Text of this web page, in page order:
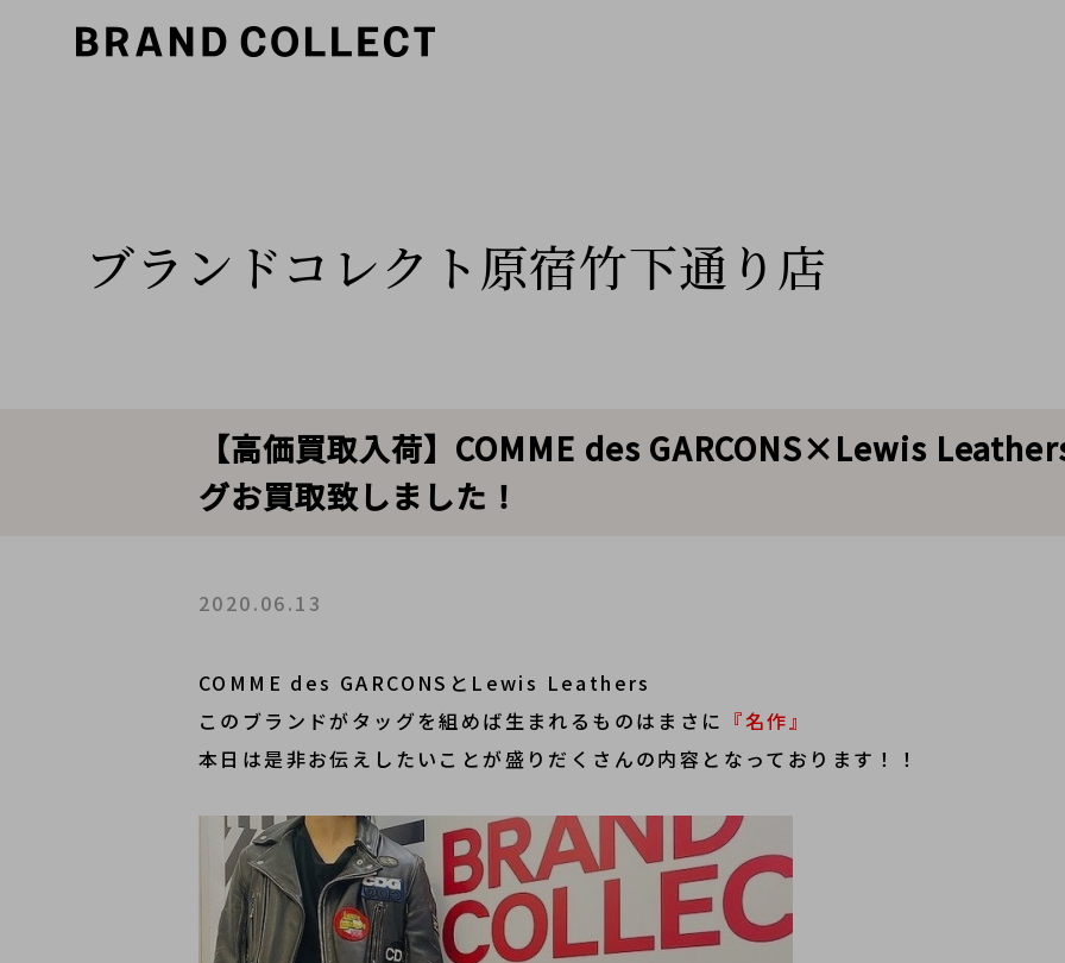
ブランドコレクト原宿竹下通り店
【高価買取入荷】COMME des GARCONS×Lewis
グお買取致しました！
2020.06.13
COMME des GARCONSとLewis Leathers
このブランドがタッグを組めば生まれるものはまさに 『名作』
本日は是非お伝えしたいことが盛りだくさんの内容となっております！！